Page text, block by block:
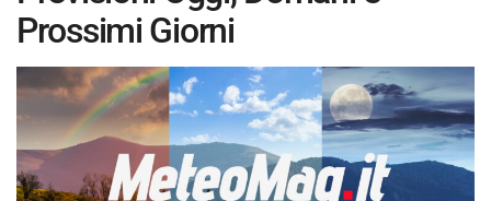
Prossimi Giorni